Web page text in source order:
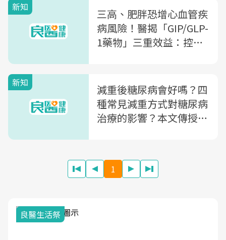
新知
三高、肥胖恐增心血管疾
病風險！醫揭「GIP/GLP-
1藥物」三重效益：控
新知
減重後糖尿病會好嗎？四
種常見減重方式對糖尿病
治療的影響？本文傳授正
1
我與健康韌性的距離